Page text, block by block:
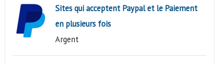
Sites qui acceptent Paypal et le Paiement
en plusieurs fois
Argent